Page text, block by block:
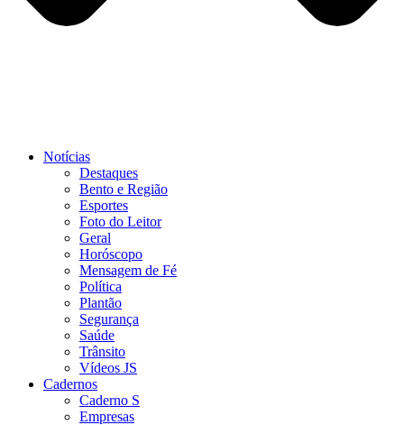
Notícias
Destaques
Bento e Região
Esportes
Foto do Leitor
Geral
Horóscopo
Mensagem de Fé
Política
Plantão
Segurança
Saúde
Trânsito
Vídeos JS
Cadernos
Caderno S
Empresas